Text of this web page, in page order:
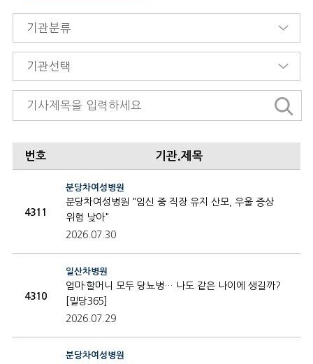
번호 기관.제목
4311
분당차여성병원
분당차여성병원 "임신 중 직장 유지 산모, 우울 증상
위험 낮아"
2026.07.30
4310
일산차병원
엄마·할머니 모두 당뇨병… 나도 같은 나이에 생길까?
[밀당365]
2026.07.29
분당차여성병원